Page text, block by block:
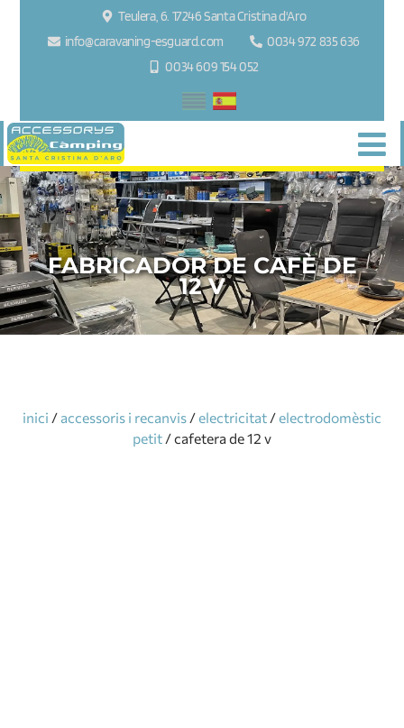
Teulera, 6. 17246 Santa Cristina d'Aro
info@caravaning-esguard.com
0034 972 835 636
0034 609 154 052
FABRICADOR DE CAFÈ DE
12 V
inici / accessoris i recanvis /electricitat /electrodomèstic
petit / cafetera de 12 v